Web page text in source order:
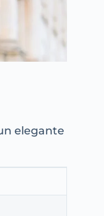
elegante